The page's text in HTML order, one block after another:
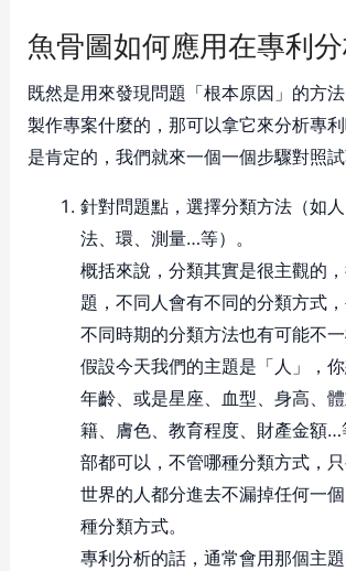
魚骨圖如何應用在專利分
既然是用來發現問題「根本原因」的方
製作專案什麼的，那可以拿它來分析專
是肯定的，我們就來一個一個步驟對照試
針對問題點，選擇分類方法（如人
法、環、測量…等）。
概括來說，分類其實是很主觀的
題，不同人會有不同的分類方式
不同時期的分類方法也有可能不一
假設今天我們的主題是「人」，你
年齡、或是星座、血型、身高、
籍、膚色、教育程度、財產金額…
部都可以，不管哪種分類方式，
世界的人都分進去不漏掉任何一
種分類方式。
專利分析的話，通常會用那個主